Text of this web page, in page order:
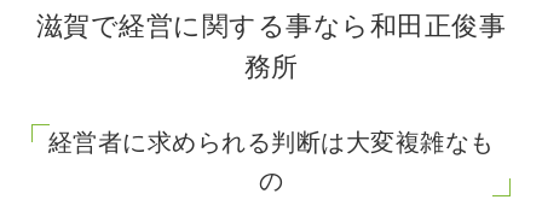
滋賀で経営に関する事なら和田正俊事
務所
経営者に求められる判断は大変複雑なも
の